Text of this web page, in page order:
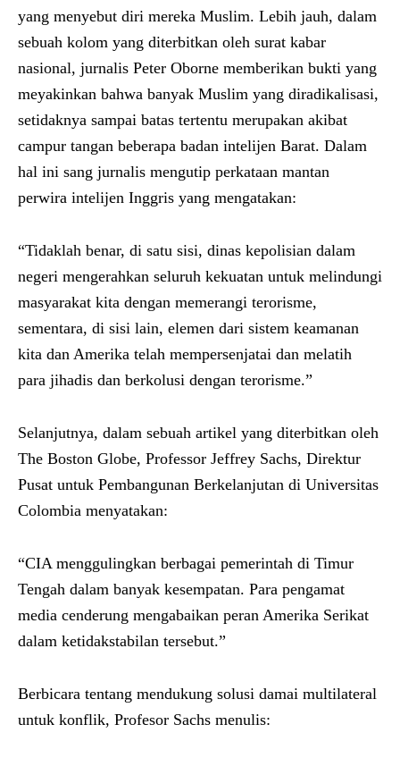
yang menyebut diri mereka Muslim. Lebih jauh, dalam
sebuah kolom yang diterbitkan oleh surat kabar
nasional, jurnalis Peter Oborne memberikan bukti yang
meyakinkan bahwa banyak Muslim yang diradikalisasi,
setidaknya sampai batas tertentu merupakan akibat
campur tangan beberapa badan intelijen Barat. Dalam
hal ini sang jurnalis mengutip perkataan mantan
perwira intelijen Inggris yang mengatakan:
“Tidaklah benar, di satu sisi, dinas kepolisian dalam
negeri mengerahkan seluruh kekuatan untuk melindungi
masyarakat kita dengan memerangi terorisme,
sementara, di sisi lain, elemen dari sistem keamanan
kita dan Amerika telah mempersenjatai dan melatih
para jihadis dan berkolusi dengan terorisme.”
Selanjutnya, dalam sebuah artikel yang diterbitkan oleh
The Boston Globe, Professor Jeffrey Sachs, Direktur
Pusat untuk Pembangunan Berkelanjutan di Universitas
Colombia menyatakan:
“CIA menggulingkan berbagai pemerintah di Timur
Tengah dalam banyak kesempatan. Para pengamat
media cenderung mengabaikan peran Amerika Serikat
dalam ketidakstabilan tersebut.”
Berbicara tentang mendukung solusi damai multilateral
untuk konflik, Profesor Sachs menulis: